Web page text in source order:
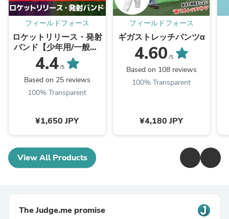
フィールドフォース
ロケットリリース・発射
バンド【少年用/一般用/
トレーニング用】│3枚
入り｜FRRSB-100J｜
FRRSB-200A｜FRRSB-
300T
4.4/5
Based on 25 reviews
100% Transparent
¥1,650 JPY
フィールドフォース
ギガストレッチパンツα
4.60 /5
Based on 108 reviews
100% Transparent
¥4,180 JPY
View All Products
The Judge.me promise